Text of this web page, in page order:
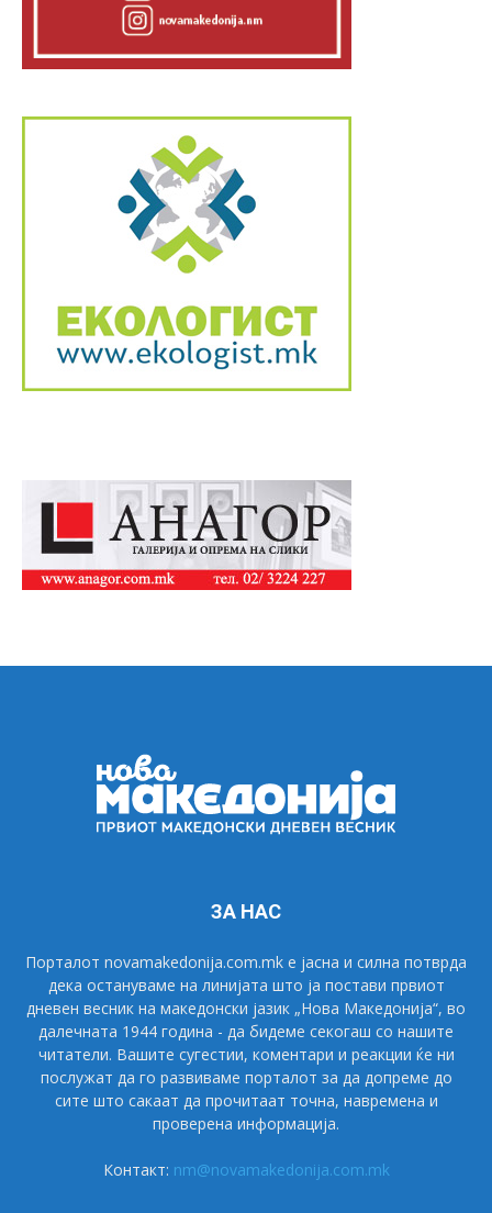
ЗА НАС
Порталот novamakedonija.com.mk е јасна и силна потврда
дека остануваме на линијата што ја постави првиот
дневен весник на македонски јазик „Нова Македонија“, во
далечната 1944 година - да бидеме секогаш со нашите
читатели. Вашите сугестии, коментари и реакции ќе ни
послужат да го развиваме порталот за да допреме до
сите што сакаат да прочитаат точна, навремена и
проверена информација.
Контакт: nm@novamakedonija.com.mk